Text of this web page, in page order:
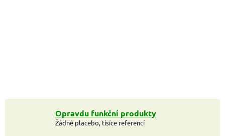
Opravdu funkční produkty
Žádné placebo, tisíce referencí